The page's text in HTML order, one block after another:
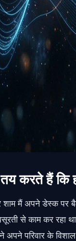
तय करते हैं
शाम मैं अपने डेस्क
से काम कर
परिवार के विशाल